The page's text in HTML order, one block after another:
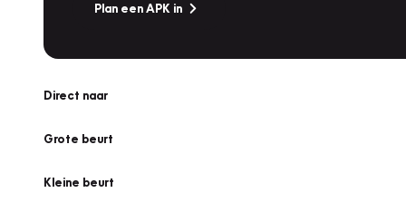
Plan een APK in
Direct naar
Grote beurt
Kleine beurt